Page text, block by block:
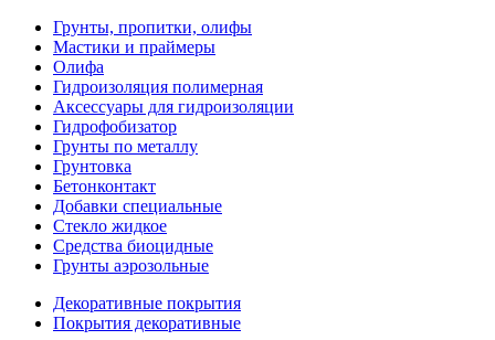
Грунты, пропитки, олифы
Мастики и праймеры
Олифа
Гидроизоляция полимерная
Аксессуары для гидроизоляции
Гидрофобизатор
Грунты по металлу
Грунтовка
Бетонконтакт
Добавки специальные
Стекло жидкое
Средства биоцидные
Грунты аэрозольные
Декоративные покрытия
Покрытия декоративные